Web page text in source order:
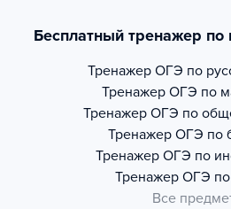
Бесплатный тренажер по
Тренажер ОГЭ по
Тренажер ОГЭ по
Тренажер ОГЭ по
Тренажер ОГЭ по
Тренажер ОГЭ по
Тренажер ОГЭ
Все